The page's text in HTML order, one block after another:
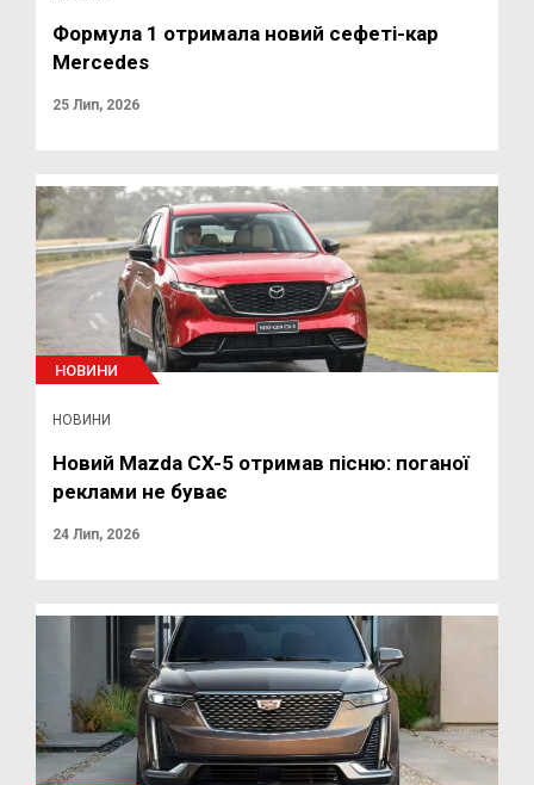
Формула 1 отримала новий сефеті-кар
Mercedes
25 Лип, 2026
НОВИНИ
НОВИНИ
Новий Mazda CX-5 отримав пісню: поганої
реклами не буває
24 Лип, 2026